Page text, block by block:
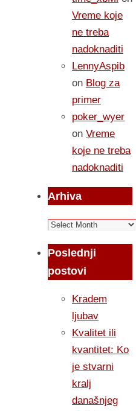
Vreme koje
ne treba
nadoknaditi
LennyAspib
on Blog za
primer
poker_wyer
on Vreme
koje ne treba
nadoknaditi
Arhiva
Arhiva
Poslednji
postovi
Kradem
ljubav
Kvalitet ili
kvantitet: Ko
je stvarni
kralj
današnjeg